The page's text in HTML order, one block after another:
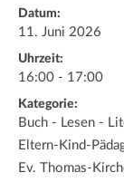
Datum:
11. Juni 2026
Uhrzeit:
16:00 - 17:00
Kategorie:
Buch - Lesen -
Eltern-Kind-
Ev. Thomas-